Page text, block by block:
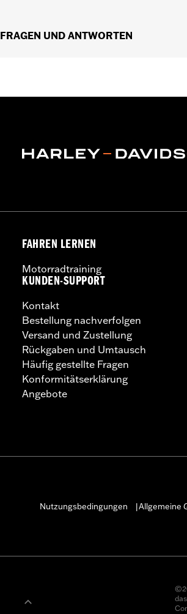
FRAGEN UND ANTWORTEN
FAHREN LERNEN
Motorradtraining
KUNDEN-SUPPORT
Kontakt
Bestellung nachverfolgen
Versand und Zustellung
Rückgaben und Umtausch
Häufig gestellte Fragen
Konformitätserklärung
Angebote
Nutzungsbedingungen
Allgemeine